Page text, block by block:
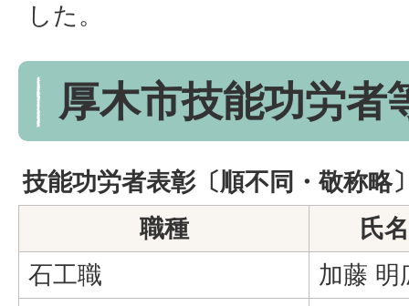
した。
厚木市技能功労者
技能功労者表彰〔順不同・敬称略
職種
氏名
石工職
加藤 明